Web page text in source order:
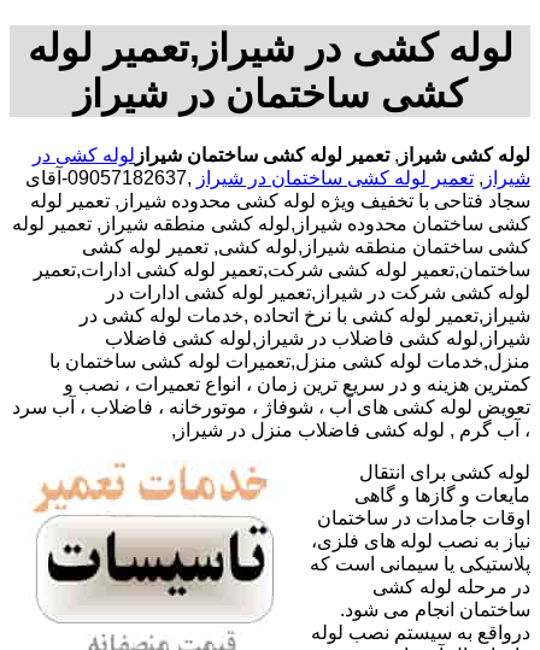
لوله کشی در شیراز,تعمیر لوله
کشی ساختمان در شیراز
لوله کشی شیراز ,تعمیر لوله کشی ساختمان شیراز لوله کشی در
شیراز , تعمیر لوله کشی ساختمان در شیراز
,09057182637-آقای
سجاد فتاحی با تخفیف ویژه لوله کشی محدوده شیراز, تعمیر لوله
کشی ساختمان محدوده شیراز,لوله کشی منطقه شیراز, تعمیر لوله
کشی ساختمان منطقه شیراز,لوله کشی, تعمیر لوله کشی
ساختمان,تعمیر لوله کشی شرکت,تعمیر لوله کشی ادارات,تعمیر
لوله کشی شرکت در شیراز,تعمیر لوله کشی ادارات در
شیراز,تعمیر لوله کشی با نرخ اتحاده ,خدمات لوله کشی در
شیراز,لوله کشی فاضلاب در شیراز,لوله کشی فاضلاب
منزل,خدمات لوله کشی منزل,تعمیرات لوله کشی ساختمان با
کمترین هزینه و در سریع ترین زمان ، انواع تعمیرات ، نصب و
تعویض لوله کشی های آب ، شوفاژ ، موتورخانه ، فاضلاب ، آب سرد
، آب گرم , لوله کشی فاضلاب منزل در شیراز,
لوله کشی برای انتقال
مایعات و گازها و گاهی
اوقات جامدات در ساختمان
نیاز به نصب لوله های فلزی،
پلاستیکی یا سیمانی است که
در مرحله لوله کشی
ساختمان انجام می شود.
درواقع به سیستم نصب لوله